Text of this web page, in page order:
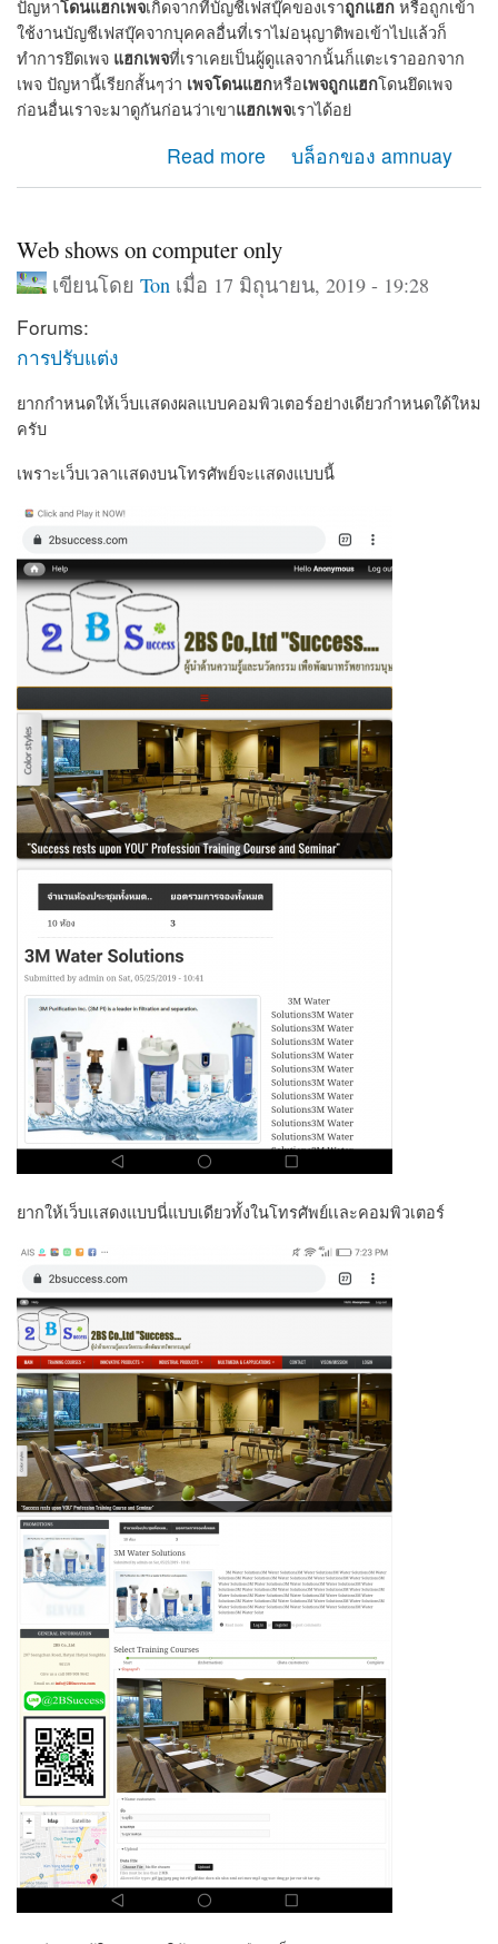
ปัญหาโดนแฮกเพจเกิดจากที่บัญชีเฟสบุ๊คของเราถูกแฮก หรือถูกเข้า
ใช้งานบัญชีเฟสบุ๊คจากบุคคลอื่นที่เราไม่อนุญาติพอเข้าไปแล้วก็
ทำการยึดเพจ แฮกเพจที่เราเคยเป็นผู้ดูแลจากนั้นก็แตะเราออกจาก
เพจ ปัญหานี้เรียกสั้นๆว่า เพจโดนแฮกหรือเพจถูกแฮกโดนยึดเพจ
ก่อนอื่นเราจะมาดูกันก่อนว่าเขาแฮกเพจเราได้อย่
Read more
about เมื่อเพจโดนแฮก เพจถูกแฮก จะกู้เพจคืนได้อย่างไร
บล็อกของ amnuay
Web shows on computer only
เขียนโดย Ton เมื่อ 17 มิถุนายน, 2019 - 19:28
Forums:
การปรับแต่ง
ยากกำหนดให้เว็บเเสดงผลแบบคอมพิวเตอร์อย่างเดียวกำหนดใด้ใหม
ครับ
เพราะเว็บเวลาเเสดงบนโทรศัพย์จะเเสดงแบบนี้
ยากให้เว็บเเสดงแบบนี่แบบเดียวทั้งในโทรศัพย์เเละคอมพิวเตอร์